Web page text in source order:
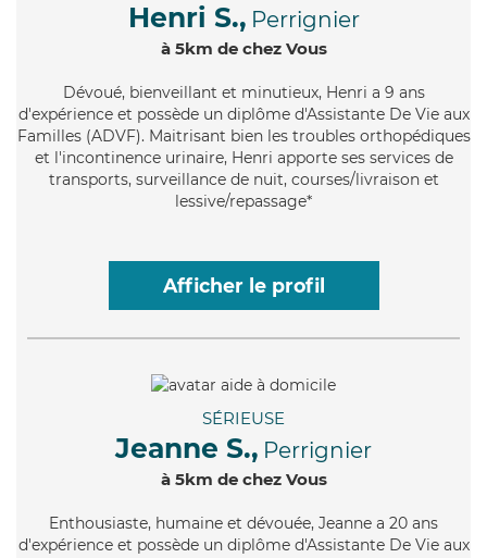
Henri S., Perrignier
à 5km de chez Vous
Dévoué, bienveillant et minutieux, Henri a 9 ans
d'expérience et possède un diplôme d'Assistante De Vie aux
Familles (ADVF). Maitrisant bien les troubles orthopédiques
et l'incontinence urinaire, Henri apporte ses services de
transports, surveillance de nuit, courses/livraison et
lessive/repassage*
Afficher le profil
SÉRIEUSE
Jeanne S., Perrignier
à 5km de chez Vous
Enthousiaste, humaine et dévouée, Jeanne a 20 ans
d'expérience et possède un diplôme d'Assistante De Vie aux